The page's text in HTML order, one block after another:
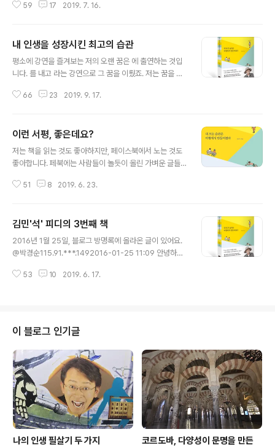
때, 50권을 구매해준 은혜를 겨우 갚은 건데 말이지요. 괜
가 봐요. "걱정하지마. 위즈덤하우스에서 책 예고편도 만들
고, 강연 영상도 만들어주셔." "진짜? 출판사에서 홍보 영상
도 만들어?" "아주 잘 만들어. 매번 책이 나올 때마다 도움
서 좋아요. 어떻게든 도와주려고 합니다. 그런 점에서 작가
59 17 2019. 7. 16.
내 인생을 성장시킨 최고의 습관
평소에 강연을 즐겨보는 저의 오랜 꿈은 에 출연하는 것입
니다. 를 내고 라는 강연으로 그 꿈을 이뤘죠. 저는 꿈을 이
가 아니라요. ^^) 이제 저의 꿈은 매년 책 한 권을 낼 때마다
저의 하루하루 삶에 대한 반응입니다. 찾아주시고 댓글을
달아주시는 여러분의 반응 덕분에 더욱 즐겁습니다. 고맙
습니다! 꼬꼬독 꼬꼬독, 꼬리에 꼬리는 무는 구독, 김민식입
네, 혹은 라고 세바시에서 만든 책 소개 유튜브 채널입니다.
66 23 2019. 9. 17.
이런 서평, 좋은데요?
저는 책을 읽는 것도 좋아하지만, 페이스북에서 노는 것도
좋아합니다. 페북에는 사람들이 놀듯이 올린 가벼운 글들
미와 재미가 어디로 향하는지 살핍니다. 글을 잘 쓰시는 분
과정에서 제가 몰랐던 새 책을 소개받기도 합니다. 2019/
02/23 - [공짜 PD 스쿨/짠돌이 독서 일기] - 읽을 책을 어
떻게 찾는가라는 글에서 소개한 최원규 선생님. 제가 즐겨
니다. 허락해주신 최원규 선생님께 감사드립니다. 은인이
51 8 2019. 6. 23.
김민'석' 피디의 3번째 책
2016년 1월 25일, 블로그 방명록에 올라온 글이 있어요.
@박경순115.91.***.1492016-01-25 11:09 안녕하세
덤하우스의 편집자 박경순이라고 합니다. 요즘 올리시는
다면, 한번 얘기 나누고 싶습니다. 댓글이나, 연락 부탁드리
겠습니다. 고맙습니다!! 김민석 피디... ㅋㅋㅋ (죄송합니다,
편집장님) 저를 '김민석 피디'라고 부르시는 분들이 많아요.
옛날에는 기사에도 그렇게 나왔어요. "에 출연한 김민석 피
디의 입담이 돋보였다"라는 기사가 있었어요. 아내..
53 10 2019. 6. 17.
이 블로그 인기글
나의 인생 필살기 두 가지
코르도바, 다양성이 문명을 만든